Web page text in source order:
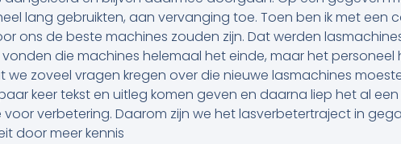
lang gebruikten, aan vervanging toe. Toen ben ik met een
ons de beste machines zouden zijn. Dat werden
vonden die machines helemaal het einde, maar het personeel
we zoveel vragen kregen over die nieuwe lasmachines
keer tekst en uitleg komen geven en daarna liep het al
verbetering. Daarom zijn we het lasverbetertraject in
door meer kennis